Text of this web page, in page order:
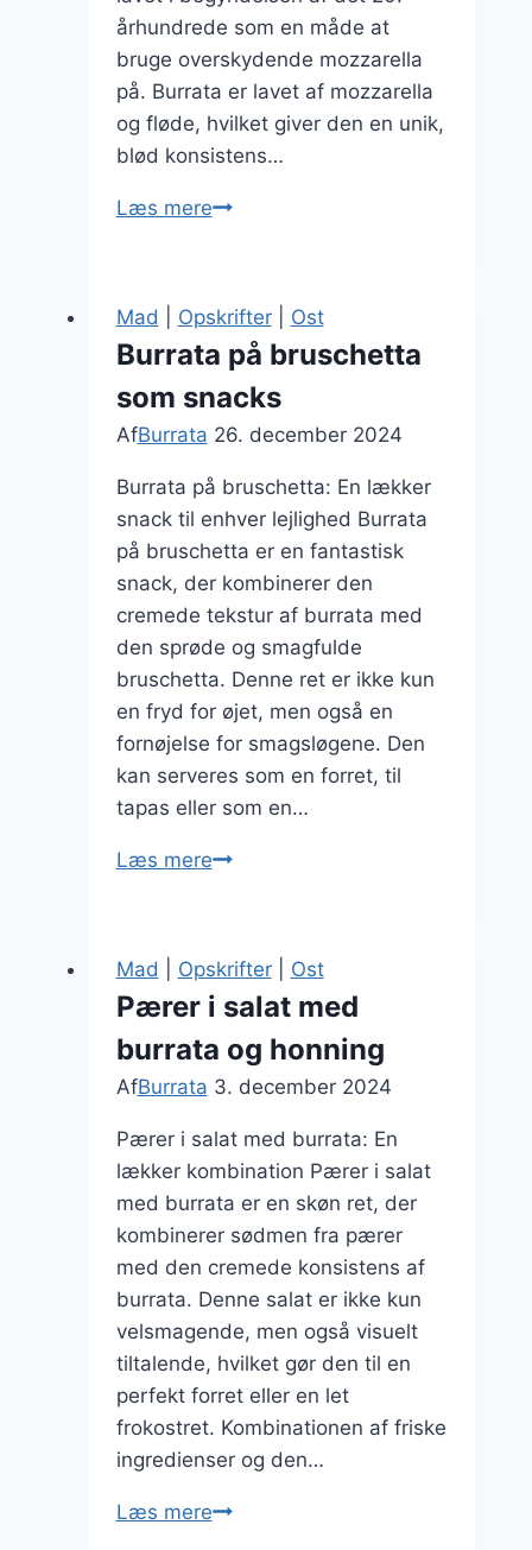
århundrede som en måde at
bruge overskydende mozzarella
på. Burrata er lavet af mozzarella
og fløde, hvilket giver den en unik,
blød konsistens…
Læs mereBurrata
valnødder
Mad Opskrifter| Ost
Burrata på bruschetta
som snacks
AfBurrata 26. december 2024
Burrata på bruschetta: En lækker
snack til enhver lejlighed Burrata
på bruschetta er en fantastisk
snack, der kombinerer den
cremede tekstur af burrata med
den sprøde og smagfulde
bruschetta. Denne ret er ikke kun
en fryd for øjet, men også en
fornøjelse for smagsløgene. Den
kan serveres som en forret, til
tapas eller som en…
Læs mereBurrata
snacks
Mad Opskrifter| Ost
Pærer i salat med
burrata og honning
AfBurrata 3. december 2024
Pærer i salat med burrata: En
lækker kombination Pærer i salat
med burrata er en skøn ret, der
kombinerer sødmen fra pærer
med den cremede konsistens af
burrata. Denne salat er ikke kun
velsmagende, men også visuelt
tiltalende, hvilket gør den til en
perfekt forret eller en let
frokostret. Kombinationen af friske
ingredienser og den…
Læs merePærer